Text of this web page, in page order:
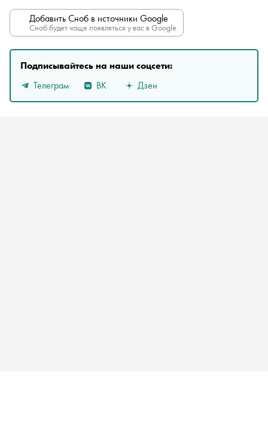
Добавить Сноб в источники Google
Сноб будет чаще появляться у вас в Google.
Подписывайтесь на наши соцсети:
Телеграм
ВК Дзен